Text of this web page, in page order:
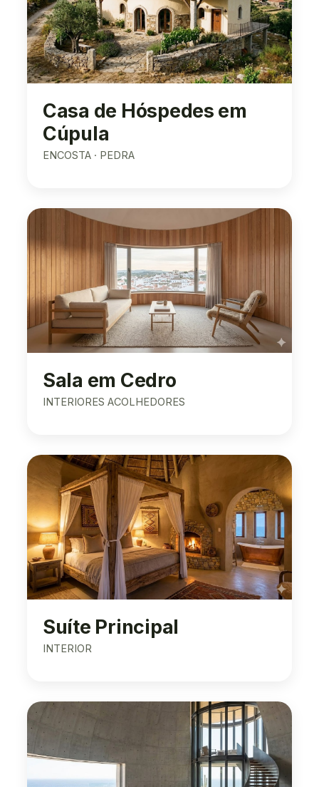
Casa de Hóspedes em
Cúpula
ENCOSTA · PEDRA
Sala em Cedro
INTERIORES ACOLHEDORES
Suíte Principal
INTERIOR